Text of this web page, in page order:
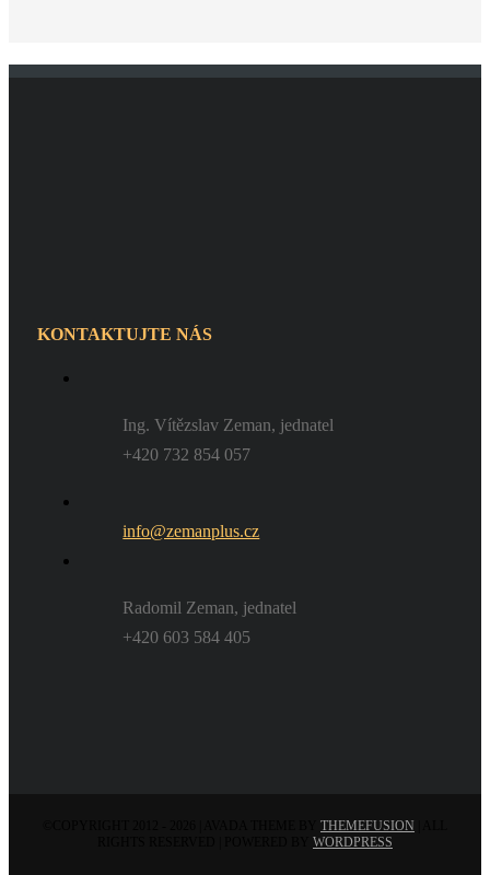
KONTAKTUJTE NÁS
Ing. Vítězslav Zeman, jednatel
+420 732 854 057
info@zemanplus.cz
Radomil Zeman, jednatel
+420 603 584 405
THEMEFUSION
WORDPRESS